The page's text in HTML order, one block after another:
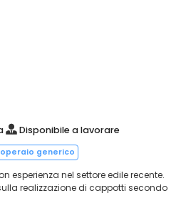
Disponibile a lavorare
operaio generico
esperienza nel settore edile recente.
realizzazione di cappotti secondo